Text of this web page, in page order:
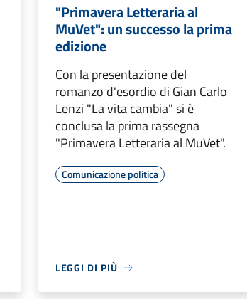
"Primavera Letteraria al
MuVet": un successo la prima
edizione
Con la presentazione del
romanzo d'esordio di Gian Carlo
Lenzi "La vita cambia" si è
conclusa la prima rassegna
"Primavera Letteraria al MuVet".
Comunicazione politica
LEGGI DI PIÙ